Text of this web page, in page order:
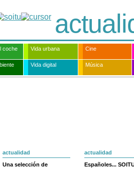
coche Vida urbana Cine
Vida digital Música
actualidad
Una selección de
actualidad
Españoles...